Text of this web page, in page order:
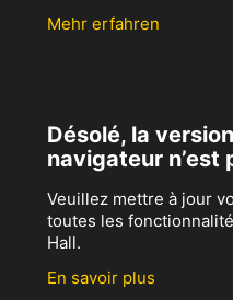
Mehr erfahren
Désolé, la
navigateur n’est
Veuillez mettre à jour
toutes les
Hall.
En savoir plus